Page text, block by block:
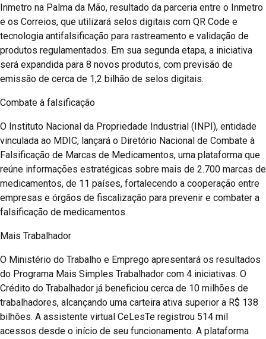
Inmetro na Palma da Mão, resultado da parceria entre o Inmetro
e os Correios, que utilizará selos digitais com QR Code e
tecnologia antifalsificação para rastreamento e validação de
produtos regulamentados. Em sua segunda etapa, a iniciativa
será expandida para 8 novos produtos, com previsão de
emissão de cerca de 1,2 bilhão de selos digitais.
Combate à falsificação
O Instituto Nacional da Propriedade Industrial (INPI), entidade
vinculada ao MDIC, lançará o Diretório Nacional de Combate à
Falsificação de Marcas de Medicamentos, uma plataforma que
reúne informações estratégicas sobre mais de 2.700 marcas de
medicamentos, de 11 países, fortalecendo a cooperação entre
empresas e órgãos de fiscalização para prevenir e combater a
falsificação de medicamentos.
Mais Trabalhador
O Ministério do Trabalho e Emprego apresentará os resultados
do Programa Mais Simples Trabalhador com 4 iniciativas. O
Crédito do Trabalhador já beneficiou cerca de 10 milhões de
trabalhadores, alcançando uma carteira ativa superior a R$ 138
bilhões. A assistente virtual CeLesTe registrou 514 mil
acessos desde o início de seu funcionamento. A plataforma